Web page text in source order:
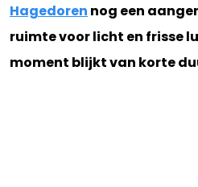
Hagedoren nog een
ruimte voor licht en frisse
moment blijkt van korte